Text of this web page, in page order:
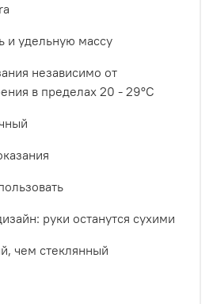
и удельную массу
независимо от
в пределах 20 - 29°C
руки останутся сухими
чем стеклянный